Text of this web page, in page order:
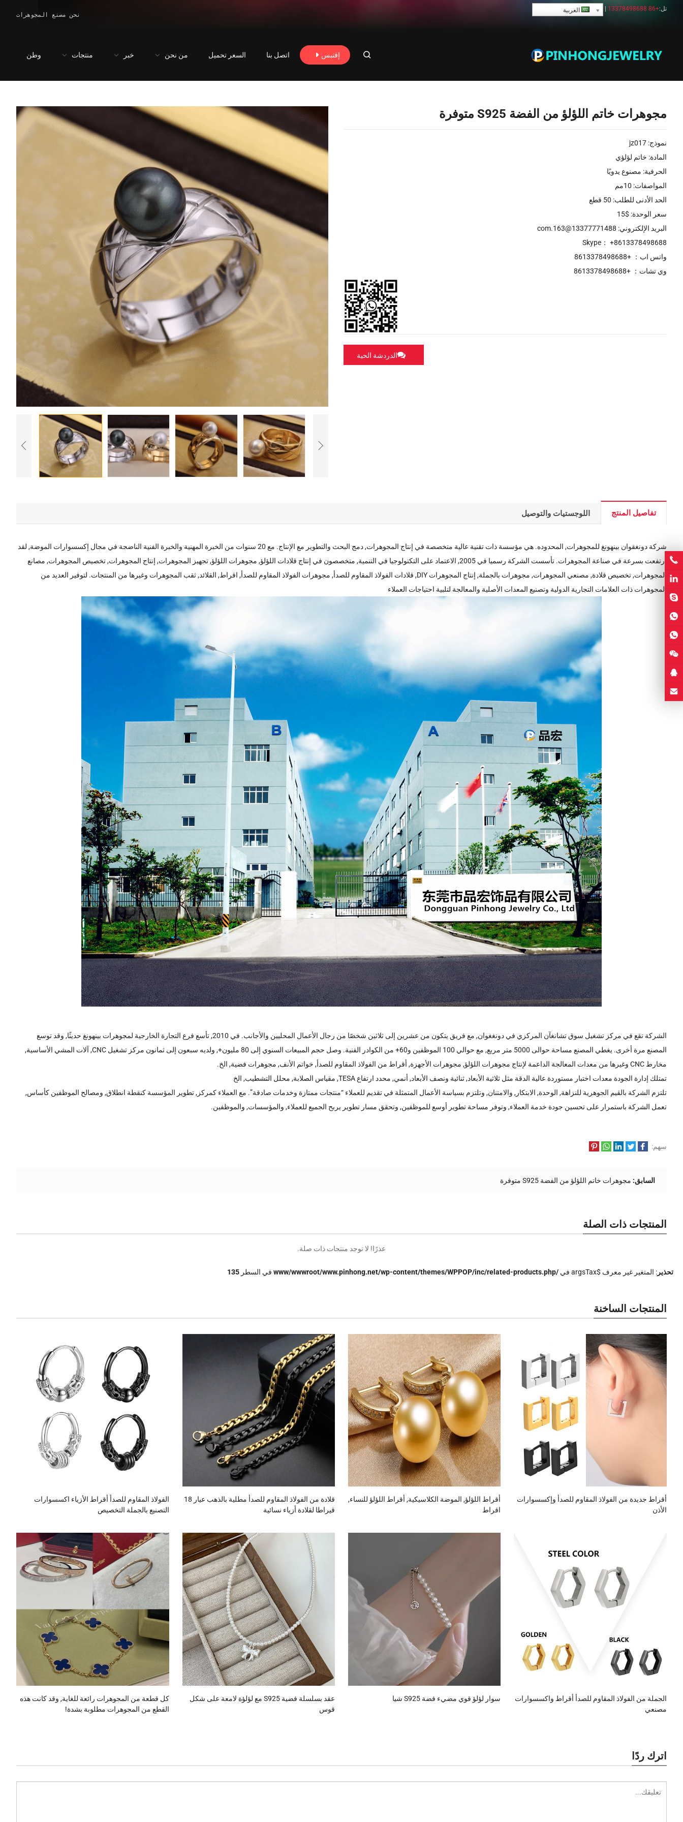
نحن مصنع المجوهرات
تل:+86 13378498688 العربية
وطن منتجات خبر من نحن السعر تحميل اتصل بنا إقتبس
خاتم اللؤلؤ للمجوهرات
مجوهرات خاتم اللؤلؤ من الفضة S925 متوفرة
نموذج: jz017
المادة: خاتم لؤلؤي
الحرفية: مصنوع يدويًا
المواصفات: 10مم
الحد الأدنى للطلب: 50 قطع
سعر الوحدة: $15
البريد الإلكتروني: 13377771488@163.com
Skype： +8613378498688
واتس اب： +8613378498688
وي تشات： +8613378498688
الدردشة الحية
تفاصيل المنتج اللوجستيات والتوصيل
شركة دونغقوان بينهونغ للمجوهرات, المحدوده. هي مؤسسة ذات تقنية عالية متخصصة في إنتاج المجوهرات, دمج البحث والتطوير مع الإنتاج. مع 20 سنوات من الخبرة المهنية والخبرة الفنية الناضجة في مجال إكسسوارات الموضة, لقد
ارتفعت بسرعة في صناعة المجوهرات. تأسست الشركة رسميا في 2005, الاعتماد على التكنولوجيا في التنمية, متخصصون في إنتاج قلادات اللؤلؤ, مجوهرات اللؤلؤ, تجهيز المجوهرات, إنتاج المجوهرات, تخصيص المجوهرات, مصانع
المجوهرات, تخصيص قلادة, مصنعي المجوهرات, مجوهرات بالجملة, إنتاج المجوهرات DIY, قلادات الفولاذ المقاوم للصدأ, مجوهرات الفولاذ المقاوم للصدأ, اقراط, القلائد, ثقب المجوهرات وغيرها من المنتجات. لتوفير العديد من
المجوهرات ذات العلامات التجارية الدولية وتصنيع المعدات الأصلية والمعالجة لتلبية احتياجات العملاء
الشركة تقع في مركز تشغيل سوق تشانغآن المركزي في دونغغوان, مع فريق يتكون من عشرين إلى ثلاثين شخصًا من رجال الأعمال المحليين والأجانب. في 2010, تأسع فرع التجارة الخارجية لمجوهرات بينهونغ حديثًا, وقد توسع
المصنع مرة أخرى. يغطي المصنع مساحة حوالى 5000 متر مربع, مع حوالي 100 الموظفين و60+ من الكوادر الفنية. وصل حجم المبيعات السنوي إلى 80 مليون+, ولديه سبعون إلى ثمانون مركز تشغيل CNC, آلات المشي الأساسية,
مخارط CNC وغيرها من معدات المعالجة الداعمة لإنتاج مجوهرات اللؤلؤ, مجوهرات الأجهزة, أقراط من الفولاذ المقاوم للصدأ, خواتم الأنف, مجوهرات فضية, الخ.
تمتلك إدارة الجودة معدات اختبار مستوردة عالية الدقة مثل ثلاثية الأبعاد, ثنائية ونصف الأبعاد, أنمي, محدد ارتفاع TESA, مقياس الصلابة, محلل التشطيب, الخ
تلتزم الشركة بالقيم الجوهرية للنزاهة, الوحدة, الابتكار, والامتنان, وتلتزم بسياسة الأعمال المتمثلة في تقديم للعملاء “منتجات ممتازة وخدمات صادقة”. مع العملاء كمركز, تطوير المؤسسة كنقطة انطلاق, ومصالح الموظفين كأساس,
تعمل الشركة باستمرار على تحسين جودة خدمة العملاء, وتوفر مساحة تطوير أوسع للموظفين, وتحقق مسار تطوير يربح الجميع للعملاء, والمؤسسات, والموظفين.
سهم:
السابق: مجوهرات خاتم اللؤلؤ من الفضة S925 متوفرة
المنتجات ذات الصلة
عذرًا! لا توجد منتجات ذات صلة.
تحذير: المتغير غير معرف $argsTax في /www/wwwroot/www.pinhong.net/wp-content/themes/WPPOP/inc/related-products.php في السطر135
المنتجات الساخنة
الفولاذ المقاوم للصدأ أقراط الأزياء اكسسوارات
التصنيع بالجملة التخصيص
قلادة من الفولاذ المقاوم للصدأ مطلية بالذهب عيار 18
قيراطا لقلادة أزياء نسائية
أقراط اللؤلؤ, الموضة الكلاسيكية, أقراط اللؤلؤ للنساء,
اقراط
أقراط جديدة من الفولاذ المقاوم للصدأ وإكسسوارات
الأذن
كل قطعة من المجوهرات رائعة للغاية, وقد كانت هذه
القطع من المجوهرات مطلوبة بشدة!
عقد بسلسلة فضية S925 مع لؤلؤة لامعة على شكل
قوس
سوار لؤلؤ قوي مضيء فضة S925 شيا
الجملة من الفولاذ المقاوم للصدأ أقراط واكسسوارات
مصنعي
اترك ردًا